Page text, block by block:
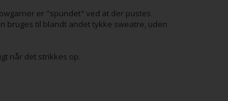
er "spundet" ved at der pustes
bruges til blandt andet tykke sweatre, uden
når det strikkes op.